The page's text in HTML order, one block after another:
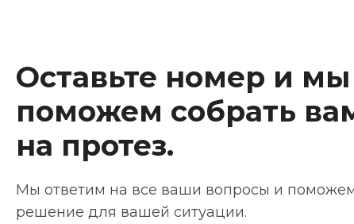
Оставьте номер и
поможем собрать
на протез.
Мы ответим на все ваши вопросы и
решение для вашей ситуации.